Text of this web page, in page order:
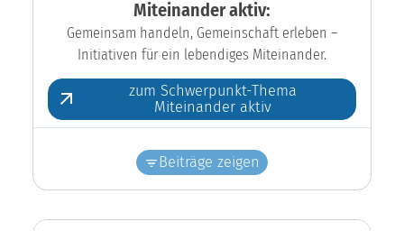
Miteinander aktiv:
Gemeinsam handeln, Gemeinschaft erleben –
Initiativen für ein lebendiges Miteinander.
zum Schwerpunkt-Thema
Miteinander aktiv
Beiträge zeigen